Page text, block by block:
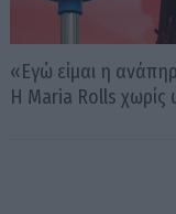
«Εγώ είμαι η
Η Maria Rolls χωρίς